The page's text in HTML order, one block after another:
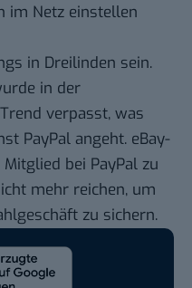
im Netz einstellen
in Dreilinden sein.
in der
verpasst, was
PayPal angeht. eBay-
Mitglied bei PayPal zu
mehr reichen, um
zu sichern.